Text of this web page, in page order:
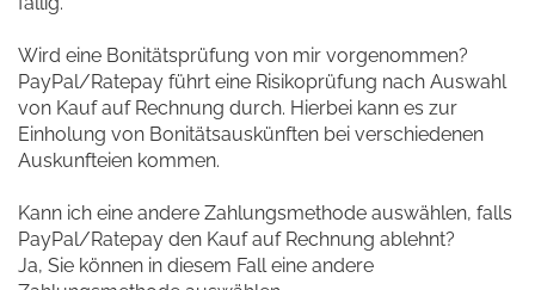
Wird eine Bonitätsprüfung von mir vorgenommen?
PayPal/Ratepay führt eine Risikoprüfung nach Auswahl
von Kauf auf Rechnung durch. Hierbei kann es zur
Einholung von Bonitätsauskünften bei verschiedenen
Auskunfteien kommen.
Kann ich eine andere Zahlungsmethode auswählen, falls
PayPal/Ratepay den Kauf auf Rechnung ablehnt?
Ja, Sie können in diesem Fall eine andere